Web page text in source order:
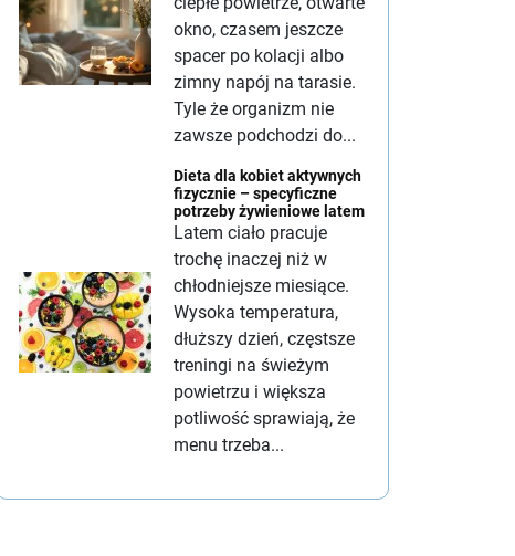
okno, czasem jeszcze
spacer po kolacji albo
zimny napój na tarasie.
Tyle że organizm nie
zawsze podchodzi do...
Dieta dla kobiet aktywnych
fizycznie – specyficzne
potrzeby żywieniowe latem
Latem ciało pracuje
trochę inaczej niż w
chłodniejsze miesiące.
Wysoka temperatura,
dłuższy dzień, częstsze
treningi na świeżym
powietrzu i większa
potliwość sprawiają, że
menu trzeba...